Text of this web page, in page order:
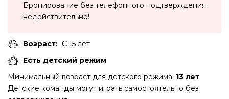
Бронирование без телефонного подтверждения
недействительно!
Возраст: C 15 лет
Есть детский режим
Минимальный возраст для детского режима: 13 лет.
Детские команды могут играть самостоятельно без